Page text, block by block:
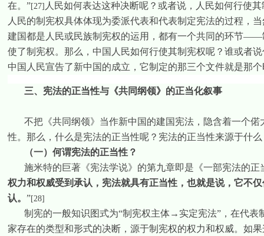
在。”[27] 人民如何表达这种决断呢？或者说，人民如何行使
人民的制宪权具体体现为委派代表和代表制定宪法的过程，
建国都是人民或民族制宪权的运用，都有一个共同的环节——
使了制宪权。那么，中国人民如何行使其制宪权呢？谁或者
中国人民宣告了新中国的成立，它制定的那三个文件就是那
三、宪法的正当性与《共同纲领》的正当化叙事
不把《共同纲领》当作新中国的建国宪法，隐含着一个
性。那么，什么是宪法的正当性呢？宪法的正当性来源于什
（一）何谓宪法的正当性？
施米特的巨著《宪法学说》的第九章即是《一部宪法的正
权力和权威受到承认，宪法就具有正当性，也就是说，它不
认。 ”[28]
制宪的一般知识图式为“制宪权主体→实定宪法”，在代
家存在的类型和形式的决断，源于制宪权的权力和权威。如